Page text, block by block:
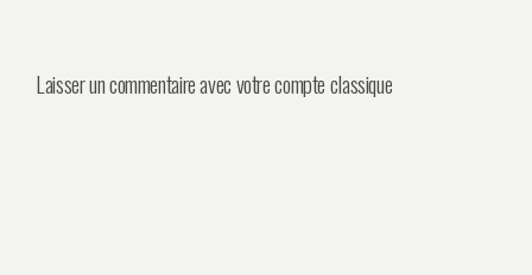
Laisser un commentaire avec votre compte classique